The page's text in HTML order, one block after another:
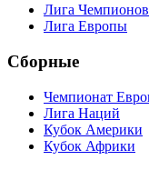
Лига Чемпионов
Лига Европы
Сборные
Чемпионат
Лига Наций
Кубок Америки
Кубок Африки